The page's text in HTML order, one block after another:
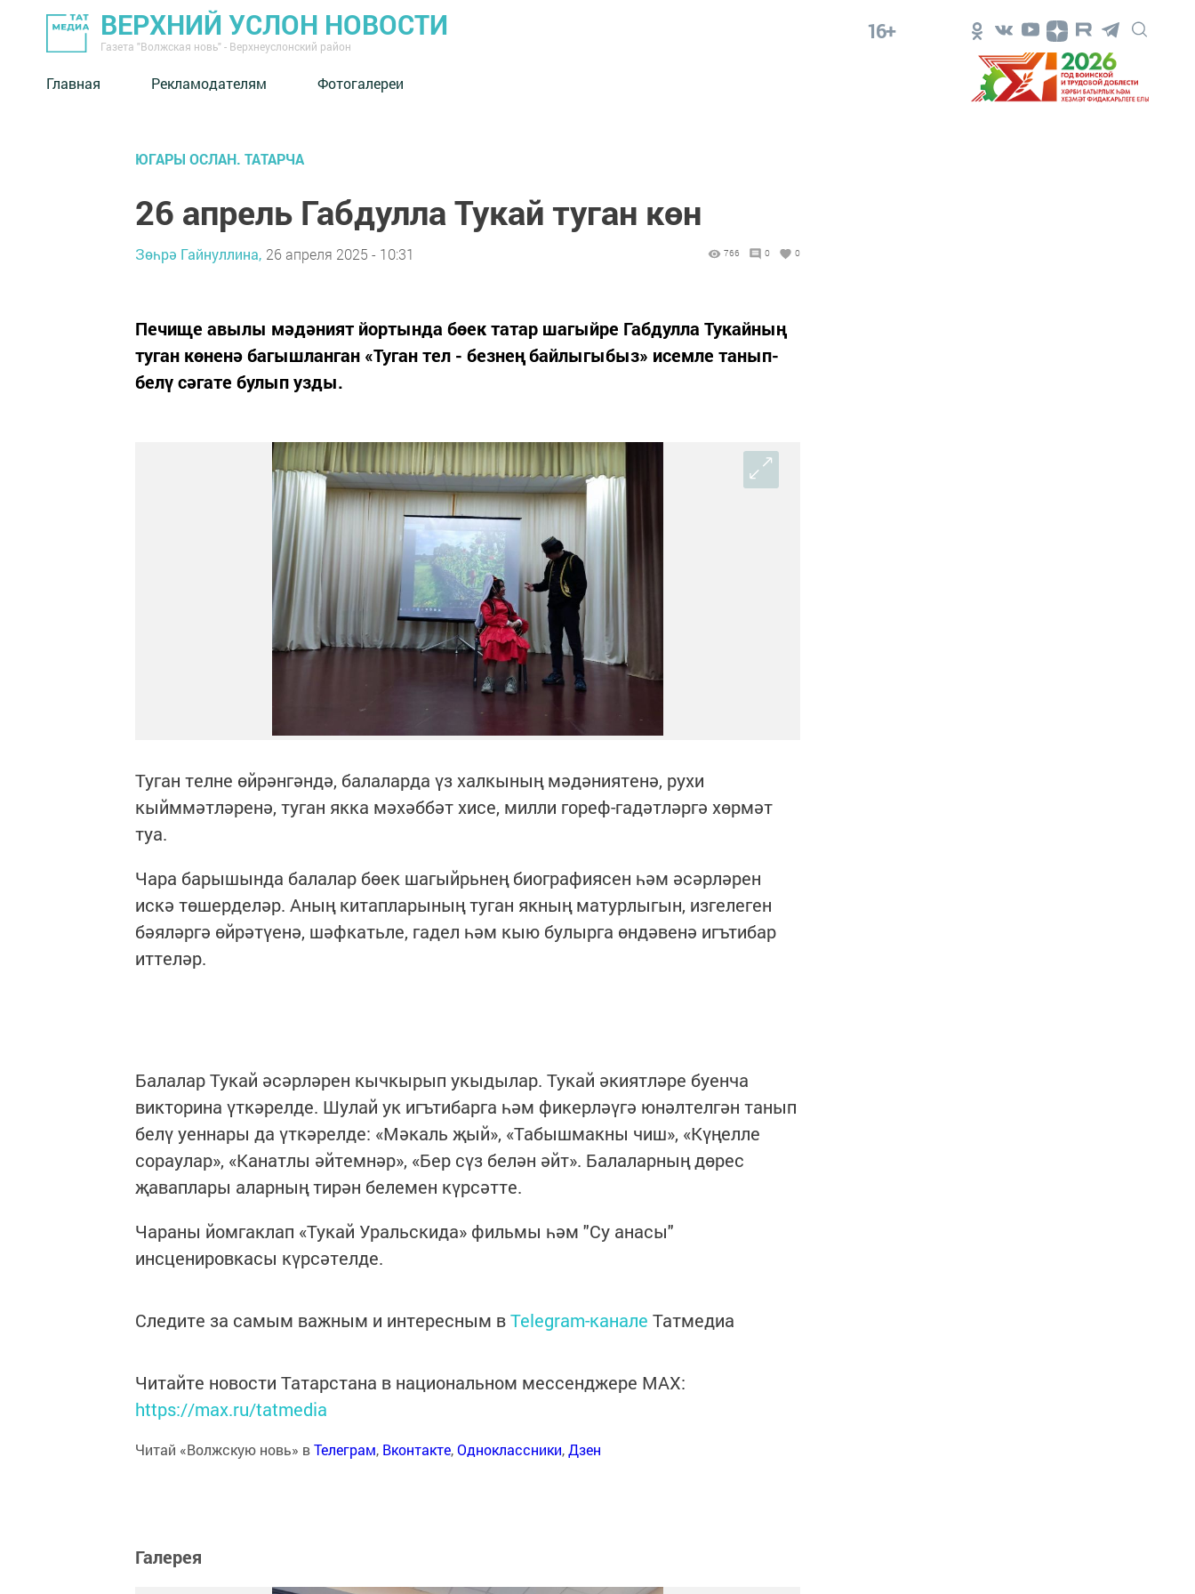
ВЕРХНИЙ УСЛОН НОВОСТИ
Газета "Волжская новь" - Верхнеуслонский район
16+
Главная Рекламодателям Фотогалереи
ЮГАРЫ ОСЛАН. ТАТАРЧА
26 апрель Габдулла Тукай туган көн
Зөһрә Гайнуллина, 26 апреля 2025 - 10:31 766 0 0
Печище авылы мәдәният йортында бөек татар шагыйре Габдулла Тукайның
туган көненә багышланган «Туган тел - безнең байлыгыбыз» исемле танып-
белү сәгате булып узды.
Туган телне өйрәнгәндә, балаларда үз халкының мәдәниятенә, рухи
кыйммәтләренә, туган якка мәхәббәт хисе, милли гореф-гадәтләргә хөрмәт
туа.
Чара барышында балалар бөек шагыйрьнең биографиясен һәм әсәрләрен
искә төшерделәр. Аның китапларының туган якның матурлыгын, изгелеген
бәяләргә өйрәтүенә, шәфкатьле, гадел һәм кыю булырга өндәвенә игътибар
иттеләр.
Балалар Тукай әсәрләрен кычкырып укыдылар. Тукай әкиятләре буенча
викторина үткәрелде. Шулай ук игътибарга һәм фикерләүгә юнәлтелгән танып
белү уеннары да үткәрелде: «Мәкаль җый», «Табышмакны чиш», «Күңелле
сораулар», «Канатлы әйтемнәр», «Бер сүз белән әйт». Балаларның дөрес
җаваплары аларның тирән белемен күрсәтте.
Чараны йомгаклап «Тукай Уральскида» фильмы һәм "Су анасы"
инсценировкасы күрсәтелде.
Следите за самым важным и интересным вTelegram-канале Татмедиа
Читайте новости Татарстана в национальном мессенджере MАХ:
https://max.ru/tatmedia
Читай «Волжскую новь» вТелеграм, Вконтакте,Одноклассники,Дзен
Галерея